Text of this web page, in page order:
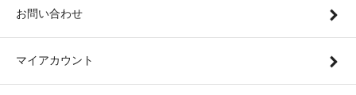
お問い合わせ
マイアカウント